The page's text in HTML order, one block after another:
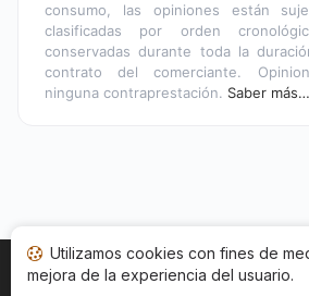
consumo, las opiniones están
clasificadas por orden
conservadas durante toda la
contrato del comerciante.
ninguna contraprestación. Saber más…
Inicio Estado opiniones
Utilizamos cookies con fines de
mejora de la experiencia del usuario.